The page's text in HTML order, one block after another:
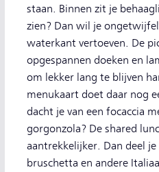
staan. Binnen zit je
zien? Dan wil je
waterkant vertoeven. De
opgespannen doeken en
om lekker lang te blijven
menukaart doet daar nog
dacht je van een focaccia
gorgonzola? De shared
aantrekkelijker. Dan deel
bruschetta en andere